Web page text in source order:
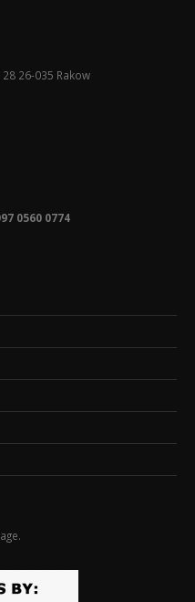
26-035 Rakow
0560 0774